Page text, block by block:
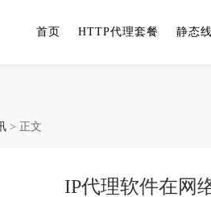
首页 HTTP代理套餐 静态
> 正文
IP代理软件在网